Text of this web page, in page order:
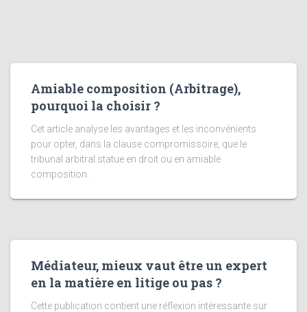
Amiable composition (Arbitrage),
pourquoi la choisir ?
Cet article analyse les avantages et les inconvénients
pour opter, dans la clause compromissoire, que le
tribunal arbitral statue en droit ou en amiable
composition.
Médiateur, mieux vaut être un expert
en la matière en litige ou pas ?
Cette publication contient une réflexion intéressante sur